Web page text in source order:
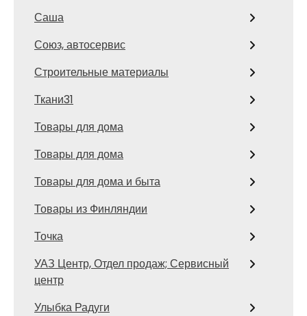
Саша
Союз, автосервис
Строительные материалы
Ткани31
Товары для дома
Товары для дома
Товары для дома и быта
Товары из Финляндии
Точка
УАЗ Центр, Отдел продаж; Сервисный
центр
Улыбка Радуги